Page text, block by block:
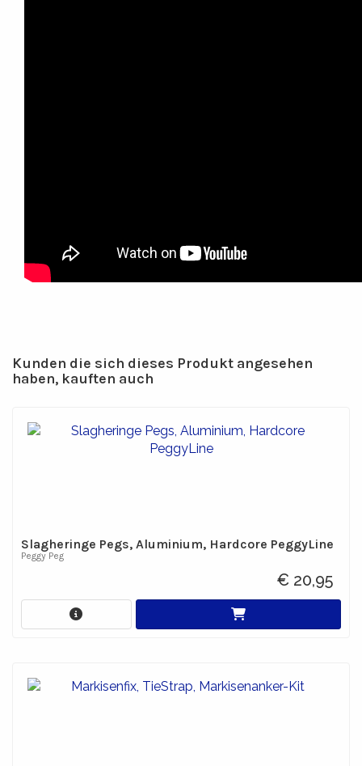
Kunden die sich dieses Produkt angesehen
haben, kauften auch
Slagheringe Pegs, Aluminium, Hardcore PeggyLine
Peggy Peg
€ 20,95